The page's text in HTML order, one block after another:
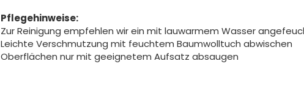
Pflegehinweise:
Zur Reinigung empfehlen wir ein mit lauwarmem Wasser
Leichte Verschmutzung mit feuchtem Baumwolltuch abwischen
Oberflächen nur mit geeignetem Aufsatz absaugen